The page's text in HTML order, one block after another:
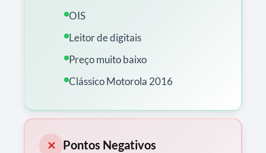
OIS
Leitor de digitais
Preço muito baixo
Clássico Motorola 2016
✕ Pontos Negativos